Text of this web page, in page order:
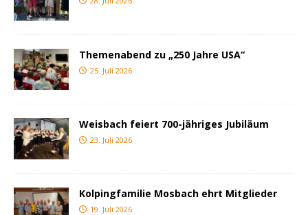
Themenabend zu „250 Jahre USA“
25. Juli 2026
Weisbach feiert 700-jähriges Jubiläum
23. Juli 2026
Kolpingfamilie Mosbach ehrt Mitglieder
19. Juli 2026